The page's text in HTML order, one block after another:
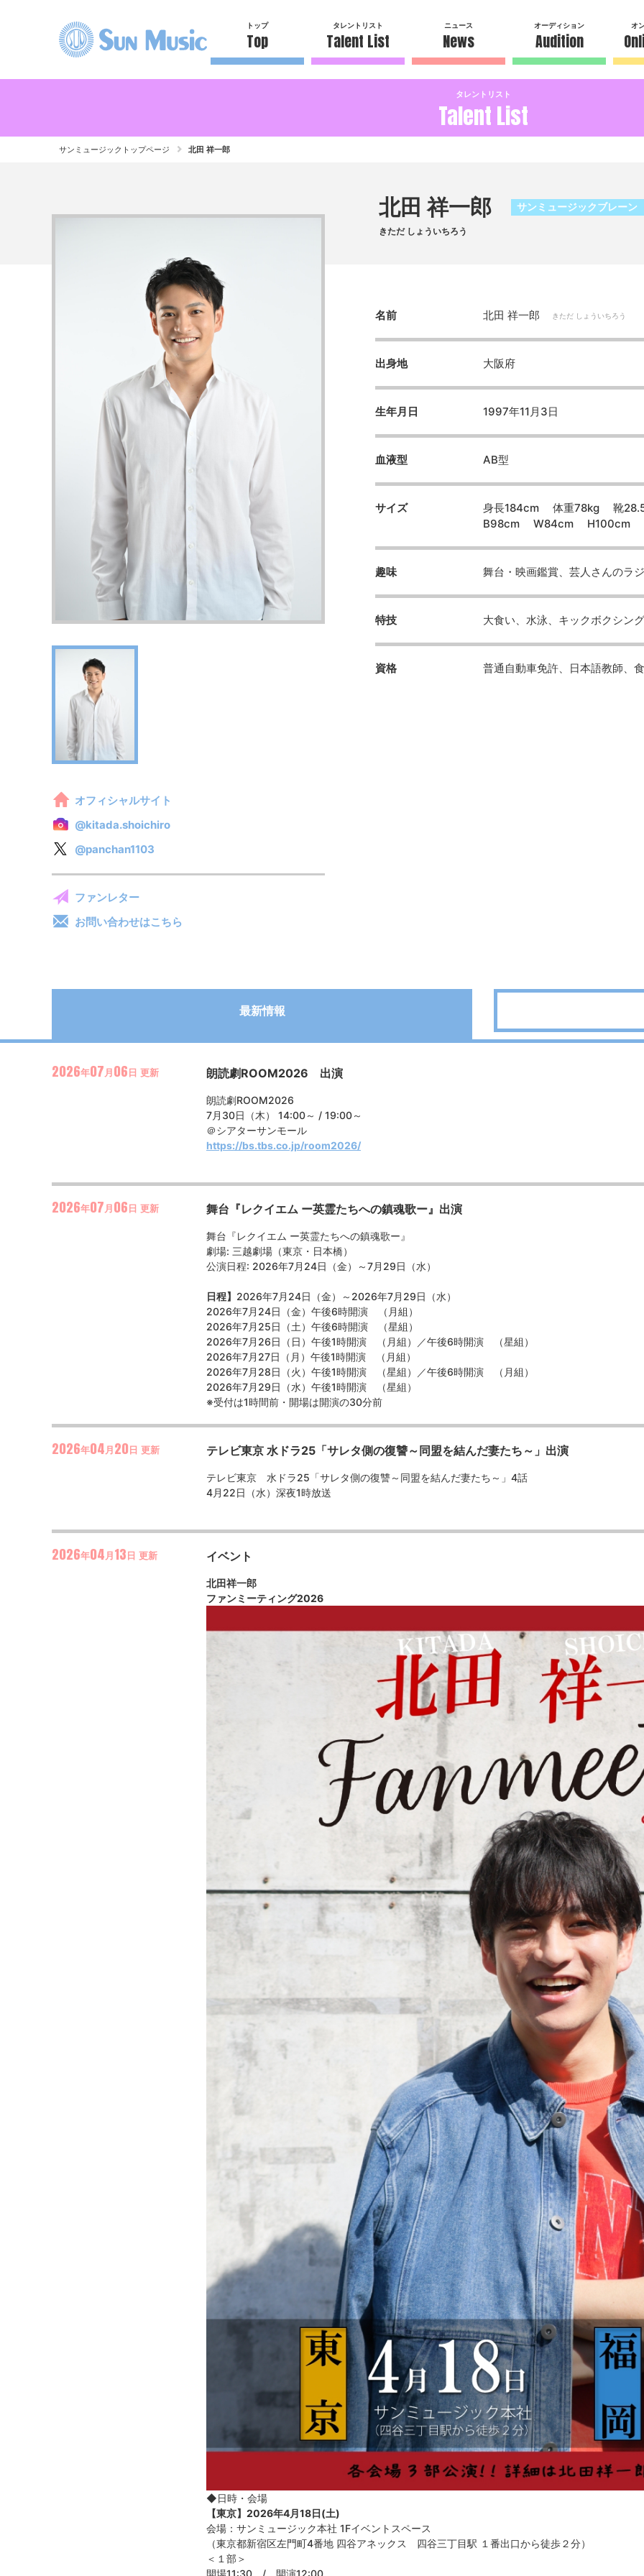
トップ
Top
タレントリスト
Talent List
ニュース
News
オーディション
Audition
オ
サンミュージックトップページ 北田 祥一郎
北田 祥一郎 サンミュージックブレーン
きただ しょういちろう
タレントリスト
Talent List
オフィシャルサイト
@kitada.shoichiro
@panchan1103
ファンレター
お問い合わせはこちら
名前 北田 祥一郎 きただ しょういちろう
出身地 大阪府
生年月日 1997年11月3日
血液型 AB型
サイズ
身長184cm 体重78kg 靴
B98cm W84cm H100cm
趣味 舞台・映画鑑賞、芸人さんのラ
特技 大食い、水泳、キックボクシング
資格 普通自動車免許、日本語教師、
最新情報
2026年07 月06日 更新 朗読劇ROOM2026 出演
朗読劇ROOM2026
7月30日（木） 14:00～ / 19:00～
＠シアターサンモール
https://bs.tbs.co.jp/room2026/
2026年07 月06日 更新 舞台『レクイエム ー英霊たちへの鎮魂歌ー』出演
舞台『レクイエム ー英霊たちへの鎮魂歌ー』
劇場: 三越劇場（東京・日本橋）
公演日程: 2026年7月24日（金）～7月29日（水）
日程】 2026年7月24日（金）～2026年7月29日（水）
2026年7月24日（金）午後6時開演 （月組）
2026年7月25日（土）午後6時開演 （星組）
2026年7月26日（日）午後1時開演 （月組）／午後6時開演 （星組）
2026年7月27日（月）午後1時開演 （月組）
2026年7月28日（火）午後1時開演 （星組）／午後6時開演 （月組）
2026年7月29日（水）午後1時開演 （星組）
※受付は1時間前・開場は開演の30分前
2026年04 月20日 更新 テレビ東京 ​水ドラ25「サレタ側の復讐～同盟を結んだ妻たち～」出演
テレビ東京 水ドラ25「サレタ側の復讐～同盟を結んだ妻たち～」4話
4月22日（水）深夜1時放送
2026年04 月13日 更新 イベント
北田祥一郎
ファンミーティング2026
◆日時・会場
【東京】 2026年4月18日(土)
会場：サンミュージック本社 1Fイベントスペース
（東京都新宿区左門町4番地 四谷アネックス 四谷三丁目駅 １番出口から徒歩２分）
＜１部＞